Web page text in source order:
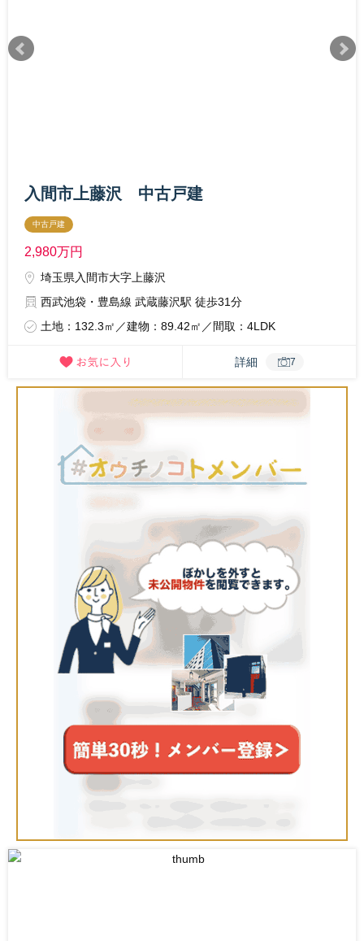
入間市上藤沢 中古戸建
中古戸建
2,980万円
埼玉県入間市大字上藤沢
西武池袋・豊島線 武蔵藤沢駅 徒歩31分
土地：132.3㎡／建物：89.42㎡／間取：4LDK
詳細 7